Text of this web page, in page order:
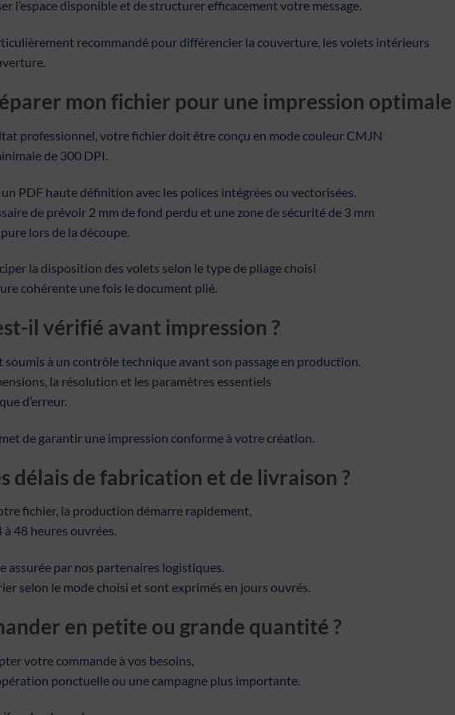
l’espace disponible et de structurer efficacement votre message.
recommandé pour différencier la couverture, les volets intérieurs
mon fichier pour une impression optimale
professionnel, votre fichier doit être conçu en mode couleur CMJN
de 300 DPI.
PDF haute définition avec les polices intégrées ou vectorisées.
de prévoir 2 mm de fond perdu et une zone de sécurité de 3 mm
lors de la découpe.
la disposition des volets selon le type de pliage choisi
cohérente une fois le document plié.
il vérifié avant impression ?
soumis à un contrôle technique avant son passage en production.
la résolution et les paramètres essentiels
d’erreur.
de garantir une impression conforme à votre création.
délais de fabrication et de livraison ?
fichier, la production démarre rapidement,
48 heures ouvrées.
assurée par nos partenaires logistiques.
selon le mode choisi et sont exprimés en jours ouvrés.
en petite ou grande quantité ?
votre commande à vos besoins,
ponctuelle ou une campagne plus importante.